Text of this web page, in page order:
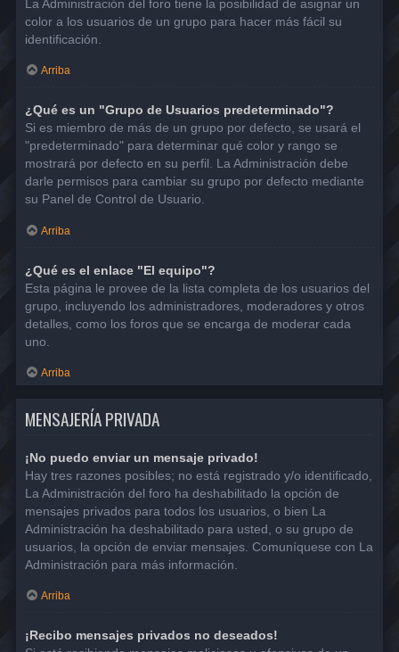
La Administración del foro tiene la posibilidad de asignar un
color a los usuarios de un grupo para hacer más fácil su
identificación.
Arriba
¿Qué es un "Grupo de Usuarios predeterminado"?
Si es miembro de más de un grupo por defecto, se usará el
"predeterminado" para determinar qué color y rango se
mostrará por defecto en su perfil. La Administración debe
darle permisos para cambiar su grupo por defecto mediante
su Panel de Control de Usuario.
Arriba
¿Qué es el enlace "El equipo"?
Esta página le provee de la lista completa de los usuarios del
grupo, incluyendo los administradores, moderadores y otros
detalles, como los foros que se encarga de moderar cada
uno.
Arriba
MENSAJERÍA PRIVADA
¡No puedo enviar un mensaje privado!
Hay tres razones posibles; no está registrado y/o identificado,
La Administración del foro ha deshabilitado la opción de
mensajes privados para todos los usuarios, o bien La
Administración ha deshabilitado para usted, o su grupo de
usuarios, la opción de enviar mensajes. Comuníquese con La
Administración para más información.
Arriba
¡Recibo mensajes privados no deseados!